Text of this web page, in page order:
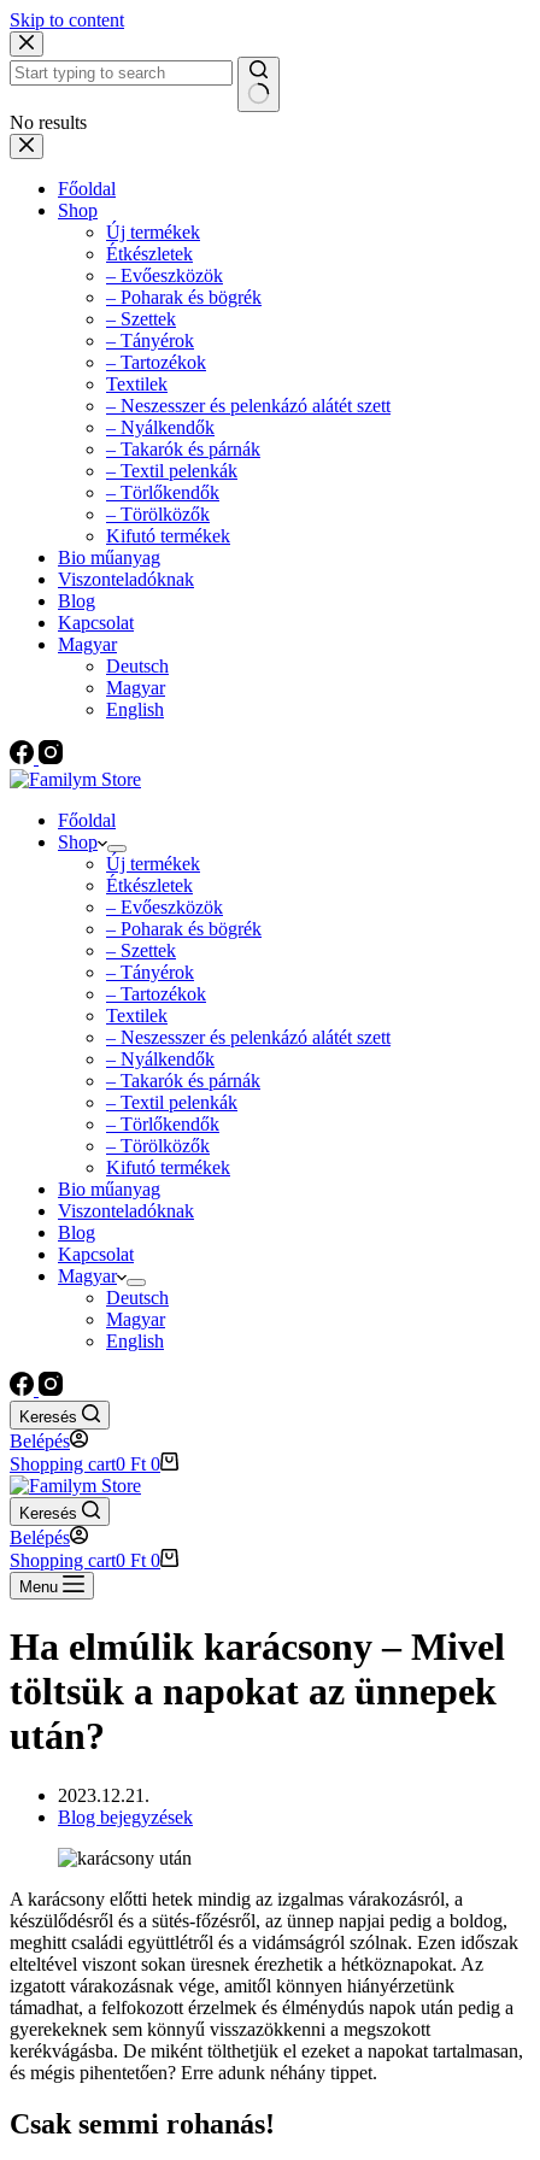
Skip to content
No results
Főoldal
Shop
Új termékek
Étkészletek
– Evőeszközök
– Poharak és bögrék
– Szettek
– Tányérok
– Tartozékok
Textilek
– Neszesszer és pelenkázó alátét szett
– Nyálkendők
– Takarók és párnák
– Textil pelenkák
– Törlőkendők
– Törölközők
Kifutó termékek
Bio műanyag
Viszonteladóknak
Blog
Kapcsolat
Magyar
Deutsch
Magyar
English
Főoldal
Shop
Új termékek
Étkészletek
– Evőeszközök
– Poharak és bögrék
– Szettek
– Tányérok
– Tartozékok
Textilek
– Neszesszer és pelenkázó alátét szett
– Nyálkendők
– Takarók és párnák
– Textil pelenkák
– Törlőkendők
– Törölközők
Kifutó termékek
Bio műanyag
Viszonteladóknak
Blog
Kapcsolat
Magyar
Deutsch
Magyar
English
Keresés
Belépés
Shopping cart0 Ft 0
Keresés
Belépés
Shopping cart0 Ft 0
Menu
Ha elmúlik karácsony – Mivel
töltsük a napokat az ünnepek
után?
2023.12.21.
Blog bejegyzések
A karácsony előtti hetek mindig az izgalmas várakozásról, a
készülődésről és a sütés-főzésről, az ünnep napjai pedig a boldog,
meghitt családi együttlétről és a vidámságról szólnak. Ezen időszak
elteltével viszont sokan üresnek érezhetik a hétköznapokat. Az
izgatott várakozásnak vége, amitől könnyen hiányérzetünk
támadhat, a felfokozott érzelmek és élménydús napok után pedig a
gyerekeknek sem könnyű visszazökkenni a megszokott
kerékvágásba. De miként tölthetjük el ezeket a napokat tartalmasan,
és mégis pihentetően? Erre adunk néhány tippet.
Csak semmi rohanás!